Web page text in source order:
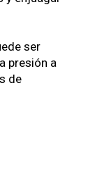
ser
presión a
de